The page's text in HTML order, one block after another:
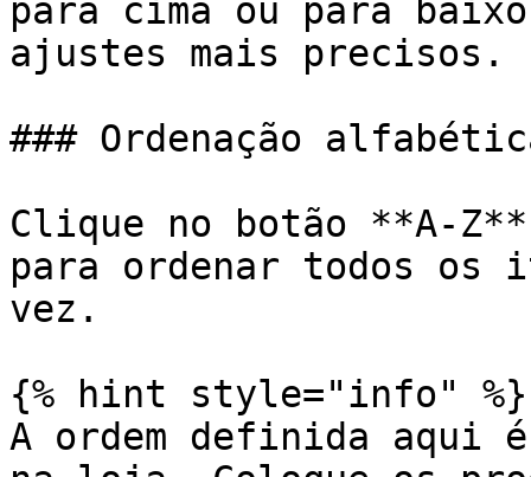
para cima ou para
ajustes mais precisos.
### Ordenação
Clique no botão **A-
para ordenar todos os
vez.
{% hint style="info" %}
A ordem definida aqui